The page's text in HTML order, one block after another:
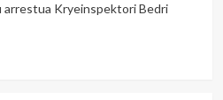
Kryeinspektori Bedri